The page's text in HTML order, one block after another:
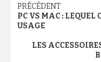
Navigation
d’article
PRÉCÉDENT
PC VS MAC : LEQUEL
USAGE
LES